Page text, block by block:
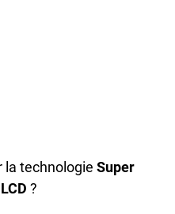
la technologie Super
?